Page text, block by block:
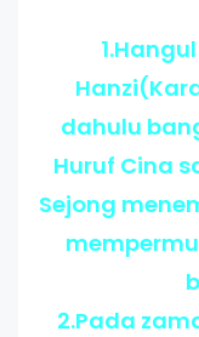
dahulu
Huruf Cina
Sejong
2.Pada